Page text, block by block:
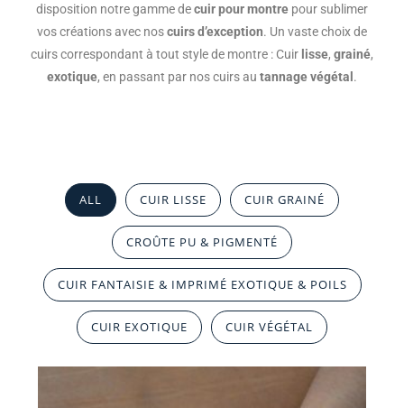
disposition notre gamme decuir pour montre pour sublimer
vos créations avec noscuirs d’exception. Un vaste choix de
cuirs correspondant à tout style de montre : Cuir lisse, grainé,
exotique, en passant par nos cuirs au tannage végétal.
ALL CUIR LISSE CUIR GRAINÉ
CROÛTE PU & PIGMENTÉ
CUIR FANTAISIE & IMPRIMÉ EXOTIQUE & POILS
CUIR EXOTIQUE CUIR VÉGÉTAL